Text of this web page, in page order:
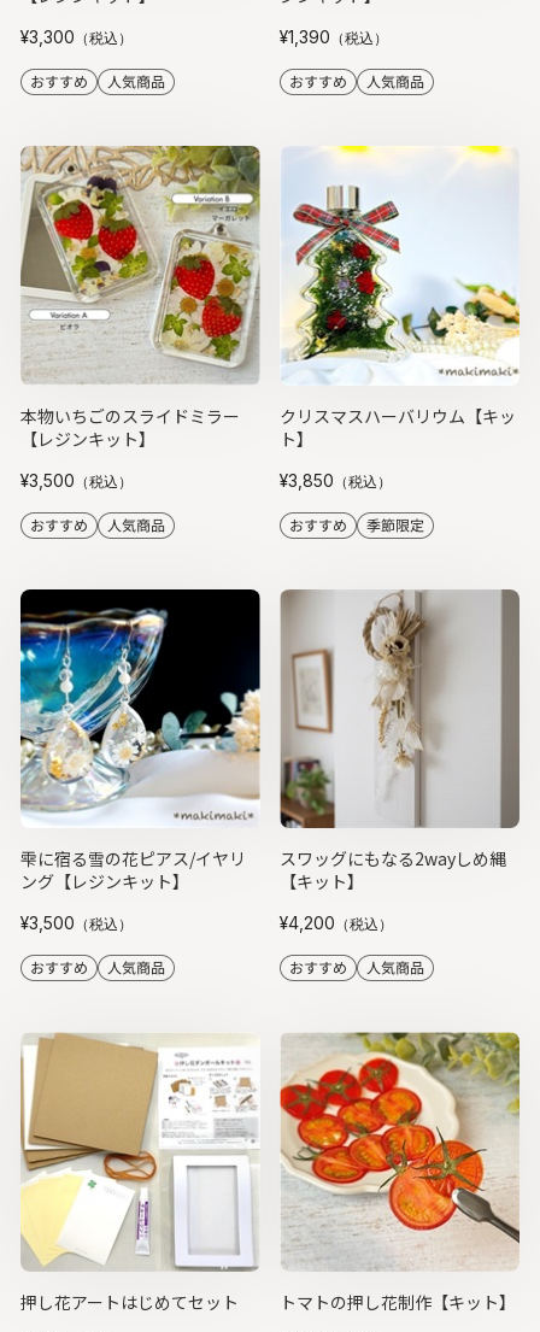
¥3,300 （税込） ¥1,390 （税込）
本物いちごのスライドミラー
【レジンキット】
¥3,500 （税込）
クリスマスハーバリウム【キッ
ト】
¥3,850 （税込）
雫に宿る雪の花ピアス/イヤリ
ング【レジンキット】
¥3,500 （税込）
スワッグにもなる2wayしめ縄
【キット】
¥4,200 （税込）
押し花アートはじめてセット トマトの押し花制作【キット】